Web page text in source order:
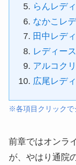
らんレデ
なかこレ
田中レデ
レディー
アルコク
広尾レデ
※各項目クリックで
前章ではオンラ
が、やはり通院